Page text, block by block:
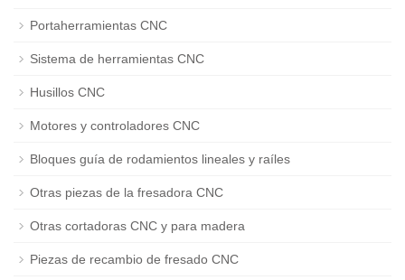
Portaherramientas CNC
Sistema de herramientas CNC
Husillos CNC
Motores y controladores CNC
Bloques guía de rodamientos lineales y raíles
Otras piezas de la fresadora CNC
Otras cortadoras CNC y para madera
Piezas de recambio de fresado CNC